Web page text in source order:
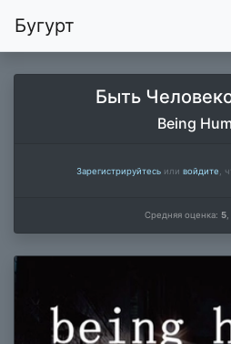
Бугурт
Быть
Being
Зарегистрируйтесьили войдите ,
Средняя оценка: 5